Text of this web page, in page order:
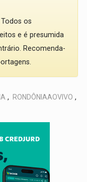
os
e é presumida
Recomenda-
, RONDÔNIAAOVIVO ,